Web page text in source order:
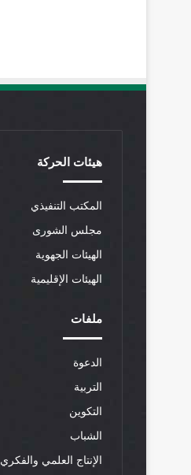
هيئات الحركة
المكتب التنفيذي
مجلس الشورى
الهيئات الجهوية
الهيئات الإقليمية
ملفات
الدعوة
التربية
التكوين
الشباب
الإنتاج العلمي والفكري